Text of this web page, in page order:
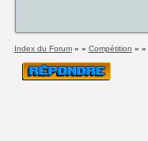
Index du Forum» » Compétition » »